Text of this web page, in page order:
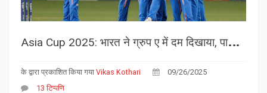
A
sia Cup 2025: भारत ने ग्रुप ए में दम दिखाया, पाकिस्तान‑बांग्लादेश की दोमुंही लड़ाई
के द्वारा प्रकाशित किया गया Vikas Kothari
09/26/2025
13 टिप्पणि